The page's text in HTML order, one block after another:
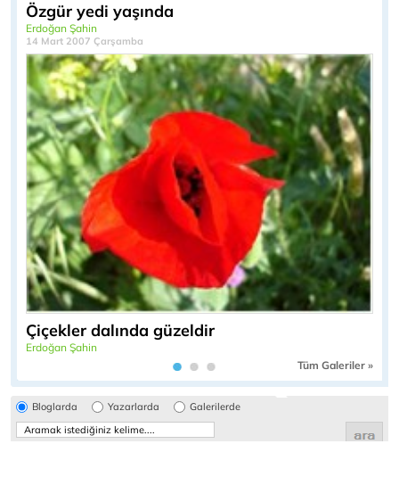
Özgür yedi yaşında
Erdoğan Şahin
14 Mart 2007 Çarşamba
Çiçekler dalında güzeldir
Erdoğan Şahin
Tüm Galeriler »
Bloglarda Yazarlarda Galerilerde